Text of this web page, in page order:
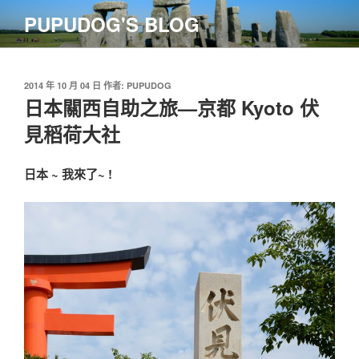
至
主
PUPUDOG'S BLOG
發
佈
於
2014 年 10 月 04 日 作者: PUPUDOG
日本關西自助之旅—京都 Kyoto 伏
見稻荷大社
日本 ~ 我來了~ !